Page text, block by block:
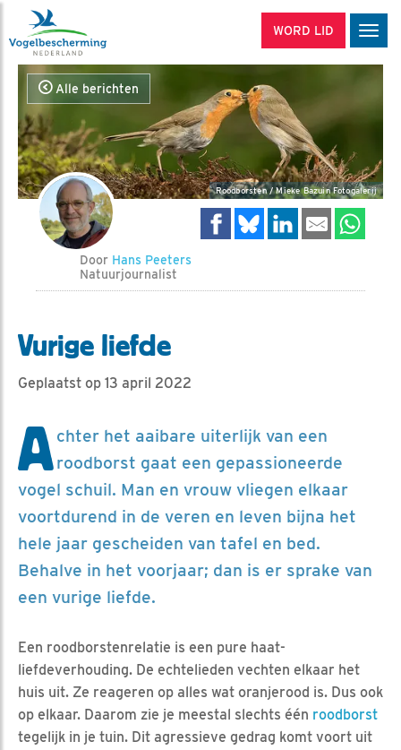
WORD LID
Alle berichten
Roodborsten / Mieke Bazuin Fotogalerij
Door Hans Peeters
Natuurjournalist
Vurige liefde
Geplaatst op 13 april 2022
Achter het aaibare uiterlijk van een
roodborst gaat een gepassioneerde
vogel schuil. Man en vrouw vliegen elkaar
voortdurend in de veren en leven bijna het
hele jaar gescheiden van tafel en bed.
Behalve in het voorjaar; dan is er sprake van
een vurige liefde.
Een roodborstenrelatie is een pure haat-
liefdeverhouding. De echtelieden vechten elkaar het
huis uit. Ze reageren op alles wat oranjerood is. Dus ook
op elkaar. Daarom zie je meestal slechts één roodborst
tegelijk in je tuin. Dit agressieve gedrag komt voort uit